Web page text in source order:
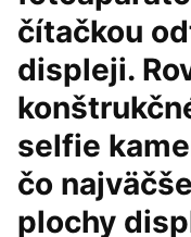
čítačkou
displeji.
selfie
čo
plochy